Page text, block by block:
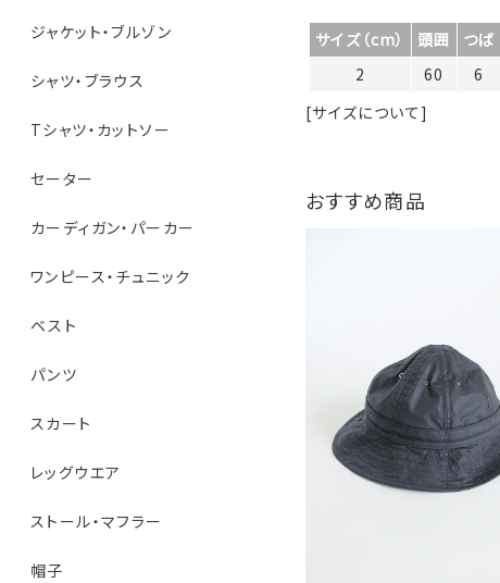
ジャケット・ブルゾン
シャツ・ブラウス
Tシャツ・カットソー
セーター
カーディガン・パーカー
ワンピース・チュニック
ベスト
パンツ
スカート
レッグウエア
ストール・マフラー
帽子
サイズ（cm） 頭囲
つば
2
60
6
[サイズについて]
おすすめ商品